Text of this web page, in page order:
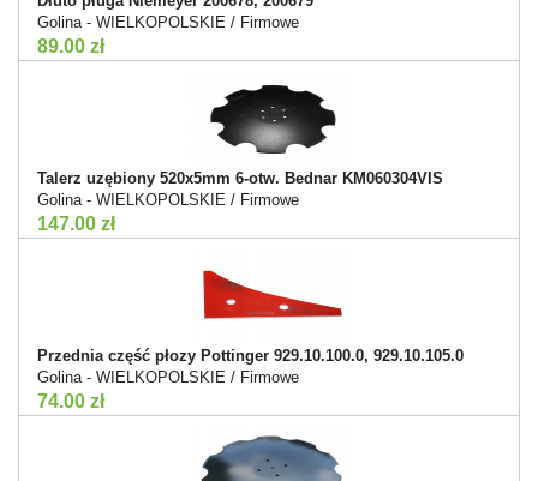
Golina - WIELKOPOLSKIE / Firmowe
89.00 zł
Talerz uzębiony 520x5mm 6-otw. Bednar KM060304VIS
Golina - WIELKOPOLSKIE / Firmowe
147.00 zł
Przednia część płozy Pottinger 929.10.100.0, 929.10.105.0
Golina - WIELKOPOLSKIE / Firmowe
74.00 zł